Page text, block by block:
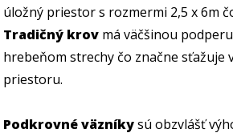
úložný priestor s rozmermi 2,5 x 6m
Tradičný krov má väčšinou
hrebeňom strechy čo značne sťažuje
priestoru.
Podkrovné väzníkysú obzvlášť